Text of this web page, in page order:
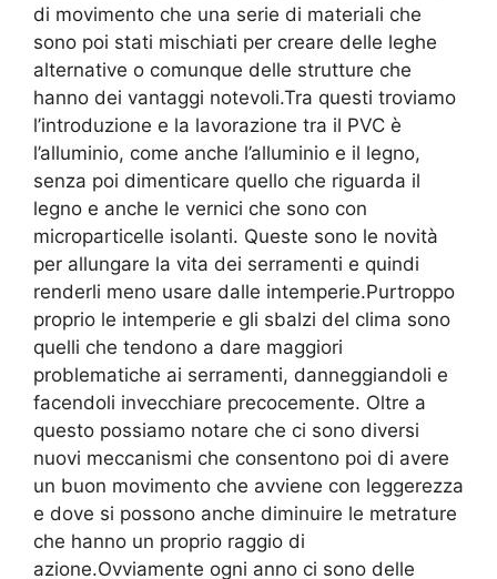
di movimento che una serie di materiali che
sono poi stati mischiati per creare delle leghe
alternative o comunque delle strutture che
hanno dei vantaggi notevoli.Tra questi troviamo
l’introduzione e la lavorazione tra il PVC è
l’alluminio, come anche l’alluminio e il legno,
senza poi dimenticare quello che riguarda il
legno e anche le vernici che sono con
microparticelle isolanti. Queste sono le novità
per allungare la vita dei serramenti e quindi
renderli meno usare dalle intemperie.Purtroppo
proprio le intemperie e gli sbalzi del clima sono
quelli che tendono a dare maggiori
problematiche ai serramenti, danneggiandoli e
facendoli invecchiare precocemente. Oltre a
questo possiamo notare che ci sono diversi
nuovi meccanismi che consentono poi di avere
un buon movimento che avviene con leggerezza
e dove si possono anche diminuire le metrature
che hanno un proprio raggio di
azione.Ovviamente ogni anno ci sono delle